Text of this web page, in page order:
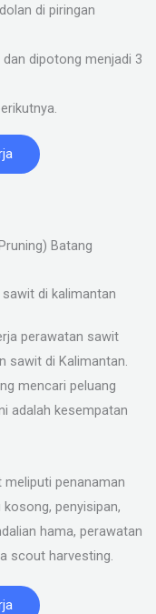
di piringan
dipotong menjadi 3
Batang
perawatan sawit
sawit di Kalimantan.
mencari peluang
adalah kesempatan
meliputi penanaman
kosong, penyisipan,
hama, perawatan
scout harvesting.